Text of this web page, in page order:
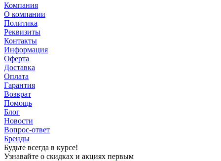
Компания
О компании
Политика
Реквизиты
Контакты
Информация
Оферта
Доставка
Оплата
Гарантия
Возврат
Помощь
Блог
Новости
Вопрос-ответ
Бренды
Будьте всегда в курсе!
Узнавайте о скидках и акциях первым